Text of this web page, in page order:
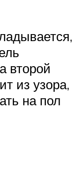
второй
из узора,
на пол